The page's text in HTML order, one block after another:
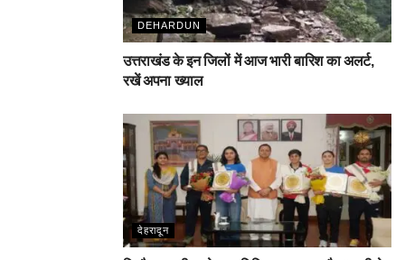
DEHARDUN
उत्तराखंड के इन जिलों में आज भारी बारिश का अलर्ट,
रखें अपना ख्याल
देहरादून